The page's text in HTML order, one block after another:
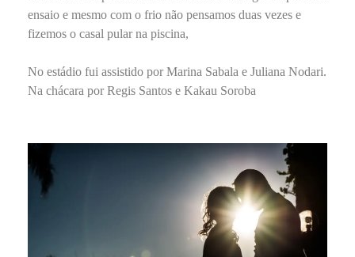
ensaio e mesmo com o frio não pensamos duas vezes e
fizemos o casal pular na piscina,
No estádio fui assistido por Marina Sabala e Juliana Nodari.
Na chácara por Regis Santos e Kakau Soroba